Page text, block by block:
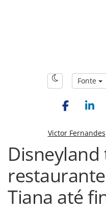
Fonte
Victor Fernandes
Disneyland
Tiana até